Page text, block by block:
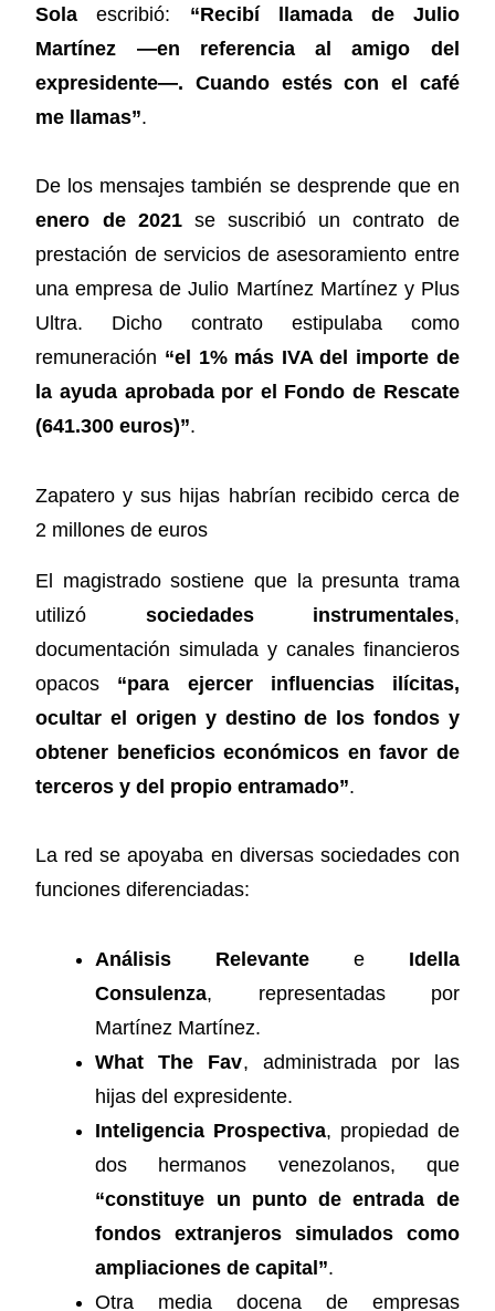
Sola escribió: “Recibí llamada de Julio
Martínez —en referencia al amigo del
expresidente—. Cuando estés con el café
me llamas”.
De los mensajes también se desprende que en
enero de 2021se suscribió un contrato de
prestación de servicios de asesoramiento entre
una empresa de Julio Martínez Martínez y Plus
Ultra. Dicho contrato estipulaba como
remuneración “el 1% más IVA del importe de
la ayuda aprobada por el Fondo de Rescate
(641.300 euros)”.
Zapatero y sus hijas habrían recibido cerca de
2 millones de euros
El magistrado sostiene que la presunta trama
utilizó sociedades instrumentales,
documentación simulada y canales financieros
opacos “para ejercer influencias ilícitas,
ocultar el origen y destino de los fondos y
obtener beneficios económicos en favor de
terceros y del propio entramado”.
La red se apoyaba en diversas sociedades con
funciones diferenciadas:
Análisis Relevante e Idella
Consulenza, representadas por
Martínez Martínez.
What The Fav, administrada por las
hijas del expresidente.
Inteligencia Prospectiva, propiedad de
dos hermanos venezolanos, que
“constituye un punto de entrada de
fondos extranjeros simulados como
ampliaciones de capital”.
Otra media docena de empresas